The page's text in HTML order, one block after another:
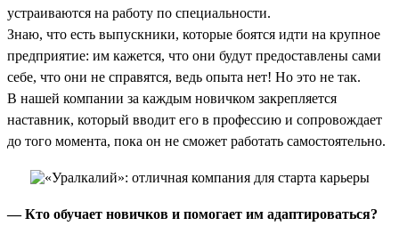
устраиваются на работу по специальности.
Знаю, что есть выпускники, которые боятся идти на крупное
предприятие: им кажется, что они будут предоставлены сами
себе, что они не справятся, ведь опыта нет! Но это не так.
В нашей компании за каждым новичком закрепляется
наставник, который вводит его в профессию и сопровождает
до того момента, пока он не сможет работать самостоятельно.
— Кто обучает новичков и помогает им адаптироваться?